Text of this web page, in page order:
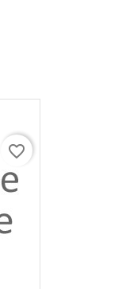
favorite_border